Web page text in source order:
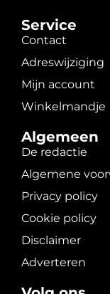
Service
Contact
Adreswijziging
Mijn account
Winkelmandje
Algemeen
De redactie
Algemene
Privacy policy
Cookie policy
Disclaimer
Adverteren